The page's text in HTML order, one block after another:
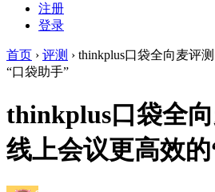
注册
登录
首页 › 评测 › thinkplus口袋全向麦评
“口袋助手”
thinkplus口袋全
线上会议更高效